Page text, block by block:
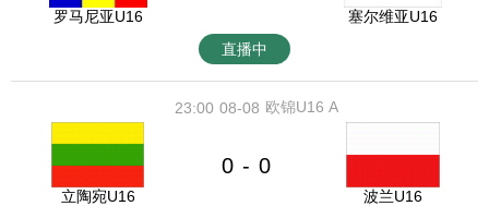
罗马尼亚U16
塞尔维亚U16
直播中
08-08
23:00 欧锦U16 A
立陶宛U16
0 - 0
波兰U16